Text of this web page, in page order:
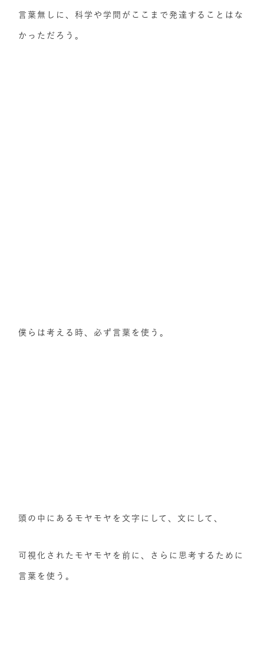
言葉無しに、科学や学問がここまで発達することはな
かっただろう。
僕らは考える時、必ず言葉を使う。
頭の中にあるモヤモヤを文字にして、文にして、
可視化されたモヤモヤを前に、さらに思考するために
言葉を使う。